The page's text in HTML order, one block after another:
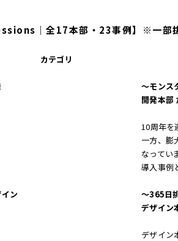
｜全17本部・23事例】※一部
カテゴリ
〜モンス
開発本部
10周年を
一方、膨
なってい
導入事例
ン
〜365日
デザイン
デザイン